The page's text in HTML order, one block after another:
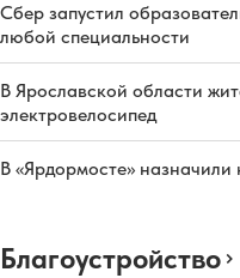
Сбер запустил
любой специальности
В Ярославской области
электровелосипед
В «Ярдормосте» назначили
Благоустройство